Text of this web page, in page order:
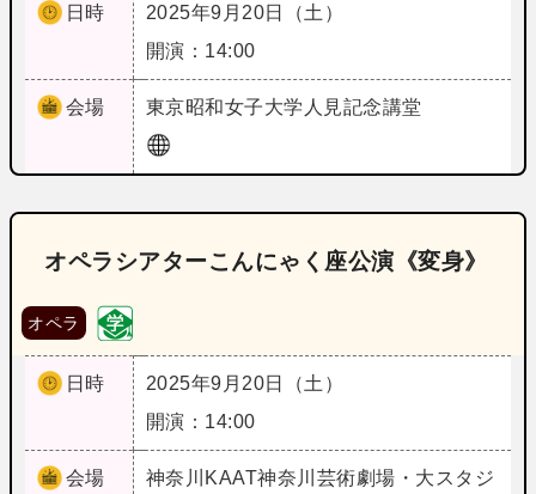
日時
2025年9月20日（土）
開演：14:00
会場 東京昭和女子大学人見記念講堂
オペラシアターこんにゃく座公演《変身》
オペラ
日時
2025年9月20日（土）
開演：14:00
会場 神奈川 KAAT神奈川芸術劇場・大スタジ